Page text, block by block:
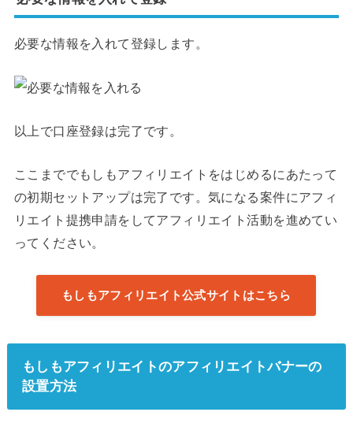
必要な情報を入れて登録します。
以上で口座登録は完了です。
ここまででもしもアフィリエイトをはじめるにあたって
の初期セットアップは完了です。気になる案件にアフィ
リエイト提携申請をしてアフィリエイト活動を進めてい
ってください。
もしもアフィリエイト公式サイトはこちら
もしもアフィリエイトのアフィリエイトバナーの
設置方法